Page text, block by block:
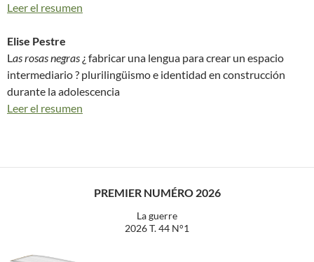
Leer el resumen
Elise Pestre
Las rosas negras ¿ fabricar una lengua para crear un espacio
intermediario ? plurilingüismo e identidad en construcción
durante la adolescencia
Leer el resumen
PREMIER NUMÉRO 2026
La guerre
2026 T. 44 N°1